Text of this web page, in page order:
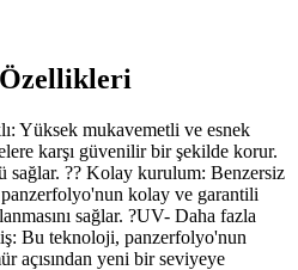
Yüksek mukavemetli ve esnek
karşı güvenilir bir şekilde korur.
sağlar. ?? Kolay kurulum: Benzersiz
kolay ve garantili
sağlar. ?UV- Daha fazla
Bu teknoloji, panzerfolyo'nun
açısından yeni bir seviyeye